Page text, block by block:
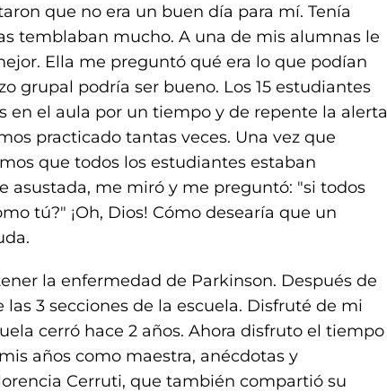
que no era un buen día para mí. Tenía
temblaban mucho. A una de mis alumnas le
Ella me preguntó qué era lo que podían
grupal podría ser bueno. Los 15 estudiantes
en el aula por un tiempo y de repente la alerta
practicado tantas veces. Una vez que
que todos los estudiantes estaban
asustada, me miró y me preguntó: "si todos
tú?" ¡Oh, Dios! Cómo desearía que un
la enfermedad de Parkinson. Después de
3 secciones de la escuela. Disfruté de mi
cerró hace 2 años. Ahora disfruto el tiempo
años como maestra, anécdotas y
Cerruti, que también compartió su